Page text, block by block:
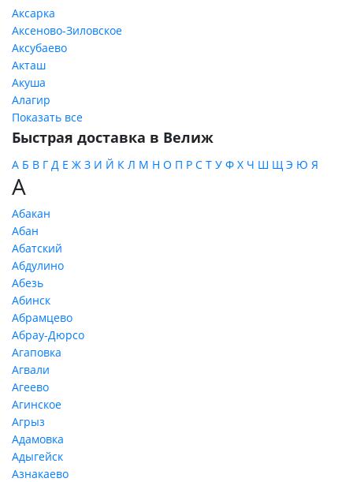
Аксарка
Аксеново-Зиловское
Аксубаево
Акташ
Акуша
Алагир
Показать все
Быстрая доставка в Велиж
А Б В Г Д Е Ж З И Й К Л М Н О П Р С Т У Ф Х Ч Ш Щ Э Ю Я
А
Абакан
Абан
Абатский
Абдулино
Абезь
Абинск
Абрамцево
Абрау-Дюрсо
Агаповка
Агвали
Агеево
Агинское
Агрыз
Адамовка
Адыгейск
Азнакаево